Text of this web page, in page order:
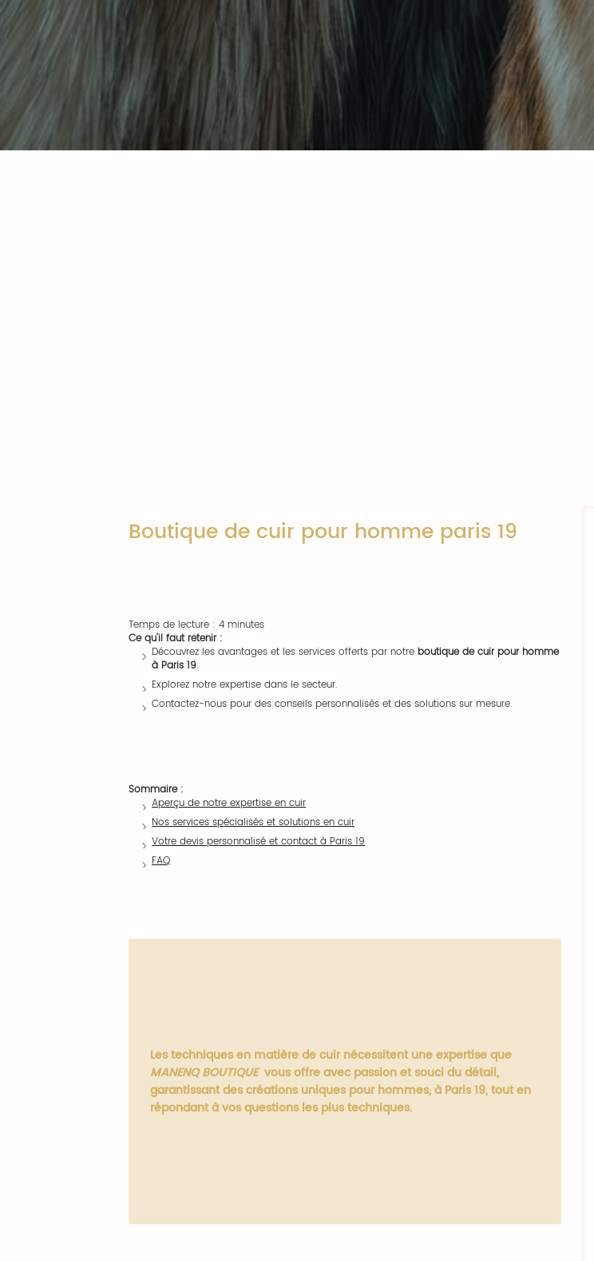
Boutique de cuir pour homme paris 19
Temps de lecture : 4 minutes
Ce qu'il faut retenir :
Découvrez les avantages et les services offerts par notre boutique de cuir pour homme
à Paris 19.
Explorez notre expertise dans le secteur.
Contactez-nous pour des conseils personnalisés et des solutions sur mesure.
Sommaire :
Aperçu de notre expertise en cuir
Nos services spécialisés et solutions en cuir
Votre devis personnalisé et contact à Paris 19
FAQ
Les techniques en matière de cuir nécessitent une expertise que
MANENQ BOUTIQUE vous offre avec passion et souci du détail,
garantissant des créations uniques pour hommes, à Paris 19, tout en
répondant à vos questions les plus techniques.